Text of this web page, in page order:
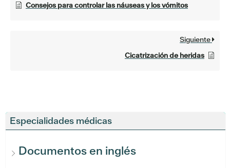
Especialidades médicas
Documentos en inglés
Consejos para controlar las náuseas y los vómitos
Siguiente
Cicatrización de heridas